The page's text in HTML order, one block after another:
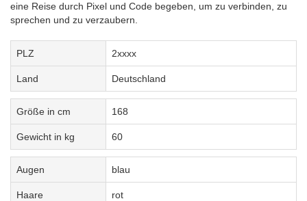
eine Reise durch Pixel und Code begeben, um zu verbinden, zu
sprechen und zu verzaubern.
PLZ 2xxxx
Land Deutschland
Größe in cm 168
Gewicht in kg 60
Augen blau
Haare rot